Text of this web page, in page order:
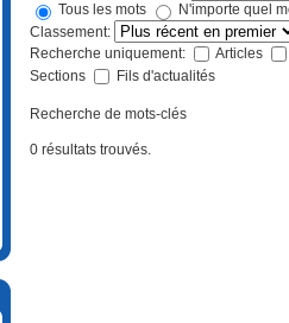
Tous les mots
N'importe quel
Classement:
Recherche uniquement:
Articles
Sections
Fils d'actualités
Recherche de mots-clés
0 résultats trouvés.